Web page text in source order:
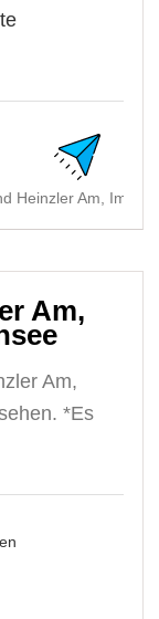
Heinzler Am,
Am,
Am,
*Es